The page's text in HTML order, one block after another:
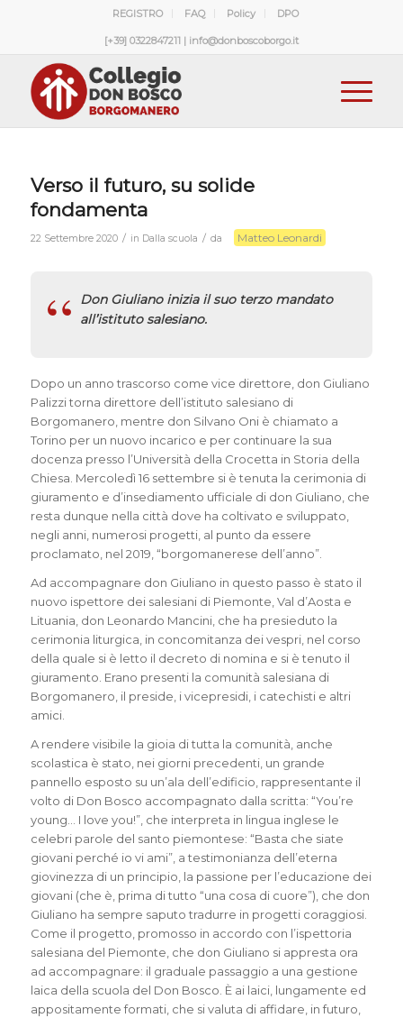
REGISTRO FAQ Policy DPO
[+39] 0322847211 | info@donboscoborgo.it
Verso il futuro, su solide
fondamenta
22 Settembre 2020 / in Dalla scuola / da Matteo Leonardi
Don Giuliano inizia il suo terzo mandato
all’istituto salesiano.
Dopo un anno trascorso come vice direttore, don Giuliano
Palizzi torna direttore dell’istituto salesiano di
Borgomanero, mentre don Silvano Oni è chiamato a
Torino per un nuovo incarico e per continuare la sua
docenza presso l’Università della Crocetta in Storia della
Chiesa. Mercoledì 16 settembre si è tenuta la cerimonia di
giuramento e d’insediamento ufficiale di don Giuliano, che
resta dunque nella città dove ha coltivato e sviluppato,
negli anni, numerosi progetti, al punto da essere
proclamato, nel 2019, “borgomanerese dell’anno”.
Ad accompagnare don Giuliano in questo passo è stato il
nuovo ispettore dei salesiani di Piemonte, Val d’Aosta e
Lituania, don Leonardo Mancini, che ha presieduto la
cerimonia liturgica, in concomitanza dei vespri, nel corso
della quale si è letto il decreto di nomina e si è tenuto il
giuramento. Erano presenti la comunità salesiana di
Borgomanero, il preside, i vicepresidi, i catechisti e altri
amici.
A rendere visibile la gioia di tutta la comunità, anche
scolastica è stato, nei giorni precedenti, un grande
pannello esposto su un’ala dell’edificio, rappresentante il
volto di Don Bosco accompagnato dalla scritta: “You’re
young… I love you!”, che interpreta in lingua inglese le
celebri parole del santo piemontese: “Basta che siate
giovani perché io vi ami”, a testimonianza dell’eterna
giovinezza di un principio, la passione per l’educazione dei
giovani (che è, prima di tutto “una cosa di cuore”), che don
Giuliano ha sempre saputo tradurre in progetti coraggiosi.
Come il progetto, promosso in accordo con l’ispettoria
salesiana del Piemonte, che don Giuliano si appresta ora
ad accompagnare: il graduale passaggio a una gestione
laica della scuola del Don Bosco. È ai laici, lungamente ed
appositamente formati, che si valuta di affidare, in futuro,